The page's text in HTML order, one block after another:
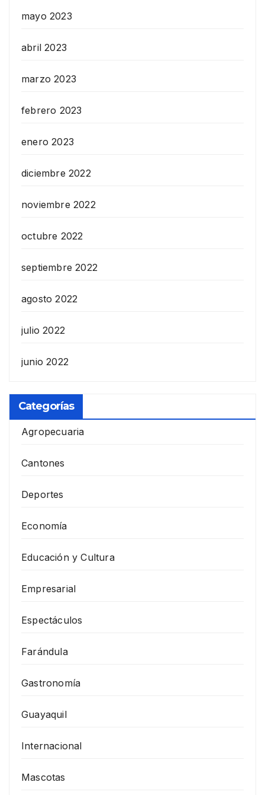
mayo 2023
abril 2023
marzo 2023
febrero 2023
enero 2023
diciembre 2022
noviembre 2022
octubre 2022
septiembre 2022
agosto 2022
julio 2022
junio 2022
Categorías
Agropecuaria
Cantones
Deportes
Economía
Educación y Cultura
Empresarial
Espectáculos
Farándula
Gastronomía
Guayaquil
Internacional
Mascotas